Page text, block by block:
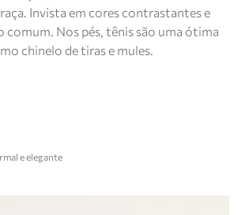
Invista em cores contrastantes e
comum. Nos pés, tênis são uma ótima
chinelo de tiras e mules.
e elegante